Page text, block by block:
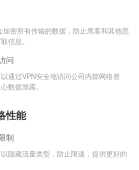
加密所有传输的数据，防止黑客和其他恶
信息。
问
通过VPN安全地访问公司内部网络资
数据泄露。
性能
制
隐藏流量类型，防止限速，提供更好的